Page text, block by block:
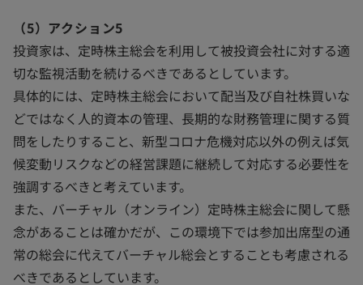
（5）アクション5
投資家は、定時株主総会を利用して被投資会社に対する適
切な監視活動を続けるべきであるとしています。
具体的には、定時株主総会において配当及び自社株買いな
どではなく人的資本の管理、長期的な財務管理に関する質
問をしたりすること、新型コロナ危機対応以外の例えば気
候変動リスクなどの経営課題に継続して対応する必要性を
強調するべきと考えています。
また、バーチャル（オンライン）定時株主総会に関して懸
念があることは確かだが、この環境下では参加出席型の通
常の総会に代えてバーチャル総会とすることも考慮される
べきであるとしています。